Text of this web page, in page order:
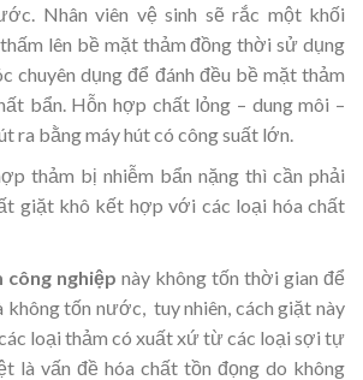
Nhân viên vệ sinh sẽ rắc một khối
lên bề mặt thảm đồng thời sử dụng
chuyên dụng để đánh đều bề mặt thảm
bẩn. Hỗn hợp chất lỏng – dung môi –
ra bằng máy hút có công suất lớn.
thảm bị nhiễm bẩn nặng thì cần phải
giặt khô kết hợp với các loại hóa chất
công nghiệp này không tốn thời gian để
không tốn nước, tuy nhiên, cách giặt này
loại thảm có xuất xứ từ các loại sợi tự
là vấn đề hóa chất tồn đọng do không